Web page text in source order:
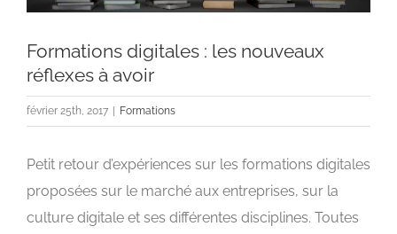
Formations digitales : les nouveaux
réflexes à avoir
février 25th, 2017 Formations
Petit retour d’expériences sur les formations digitales
proposées sur le marché aux entreprises, sur la
culture digitale et ses différentes disciplines. Toutes